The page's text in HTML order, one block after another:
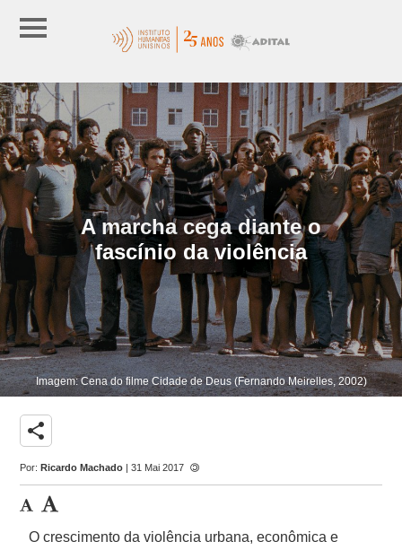
A marcha cega diante o
fascínio da violência
Imagem: Cena do filme Cidade de Deus (Fernando Meirelles, 2002)
share
Por:Ricardo Machado | 31 Mai 2017
O crescimento da violência urbana, econômica e